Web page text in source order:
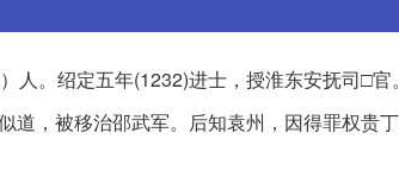
）人。绍定五年(1232)进士，授淮东安抚司□
道，被移治邵武军。后知袁州，因得罪权贵